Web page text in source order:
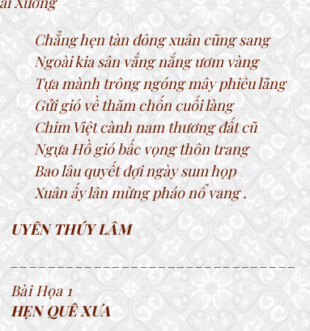
Chẳng hẹn tàn đông xuân cũng sang
Ngoài kia sân vắng nắng ươm vàng
Tựa mành trông ngóng mây phiêu lãng
Gửi gió về thăm chốn cuối làng
Chim Việt cành nam thương đất cũ
Ngựa Hồ gió bấc vọng thôn trang
Bao lâu quyết đợi ngày sum họp
Xuân ấy lân mừng pháo nổ vang .
UYÊN THÚY LÂM
_______________________________
Bài Họa 1
HẸN QUÊ XƯA